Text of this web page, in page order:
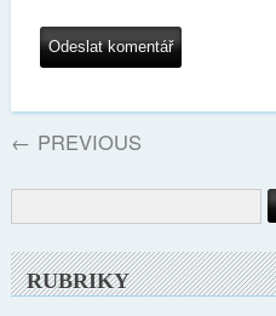
← PREVIOUS
RUBRIKY